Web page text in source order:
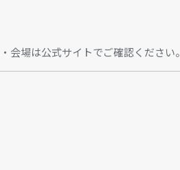
場は公式サイトでご確認ください。